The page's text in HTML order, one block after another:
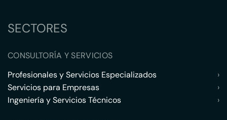
SECTORES
CONSULTORÍA Y SERVICIOS
Profesionales y Servicios Especializados
›
Servicios para Empresas
›
Ingeniería y Servicios Técnicos
›